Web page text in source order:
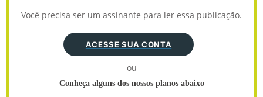
Você precisa ser um assinante para ler essa publicação.
ACESSE SUA CONTA
ou
Conheça alguns dos nossos planos abaixo